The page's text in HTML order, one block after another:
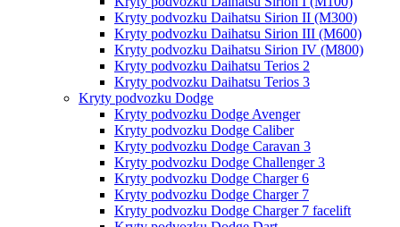
Kryty podvozku Daihatsu Sirion II (M300)
Kryty podvozku Daihatsu Sirion III (M600)
Kryty podvozku Daihatsu Sirion IV (M800)
Kryty podvozku Daihatsu Terios 2
Kryty podvozku Daihatsu Terios 3
Kryty podvozku Dodge
Kryty podvozku Dodge Avenger
Kryty podvozku Dodge Caliber
Kryty podvozku Dodge Caravan 3
Kryty podvozku Dodge Challenger 3
Kryty podvozku Dodge Charger 6
Kryty podvozku Dodge Charger 7
Kryty podvozku Dodge Charger 7 facelift